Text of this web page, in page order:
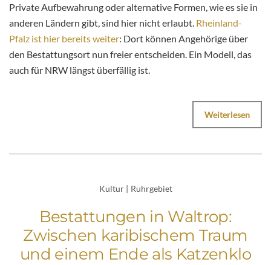
Private Aufbewahrung oder alternative Formen, wie es sie in
anderen Ländern gibt, sind hier nicht erlaubt. Rheinland-
Pfalz ist hier bereits weiter: Dort können Angehörige über
den Bestattungsort nun freier entscheiden. Ein Modell, das
auch für NRW längst überfällig ist.
Weiterlesen
Kultur | Ruhrgebiet
Bestattungen in Waltrop:
Zwischen karibischem Traum
und einem Ende als Katzenklo